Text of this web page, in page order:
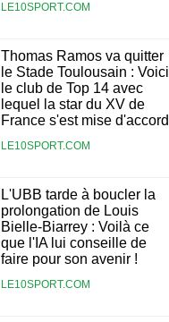
LE10SPORT.COM
Thomas Ramos va quitter
le Stade Toulousain : Voici
le club de Top 14 avec
lequel la star du XV de
France s'est mise d'accord
LE10SPORT.COM
L'UBB tarde à boucler la
prolongation de Louis
Bielle-Biarrey : Voilà ce
que l'IA lui conseille de
faire pour son avenir !
LE10SPORT.COM